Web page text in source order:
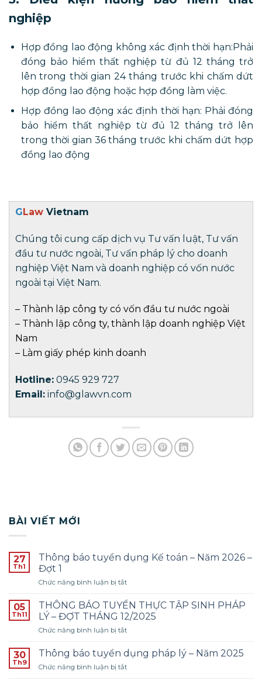
nghiệp
Hợp đồng lao động không xác định thời hạn:Phải
đóng bảo hiểm thất nghiệp từ đủ 12 tháng trở
lên trong thời gian 24 tháng trước khi chấm dứt
hợp đồng lao động hoặc hợp đồng làm việc.
Hợp đồng lao động xác định thời hạn: Phải đóng
bảo hiểm thất nghiệp từ đủ 12 tháng trở lên
trong thời gian 36 tháng trước khi chấm dứt hợp
đồng lao động
GLaw Vietnam
Chúng tôi cung cấp dịch vụ Tư vấn luật, Tư vấn
đầu tư nước ngoài, Tư vấn pháp lý cho doanh
nghiệp Việt Nam và doanh nghiệp có vốn nước
ngoài tại Việt Nam.
– Thành lập công ty có vốn đầu tư nước ngoài
– Thành lập công ty, thành lập doanh nghiệp Việt
Nam
– Làm giấy phép kinh doanh
Hotline: 0945 929 727
Email: info@glawvn.com
BÀI VIẾT MỚI
27
Th1
Thông báo tuyển dụng Kế toán – Năm 2026 –
Đợt 1
Chức năng bình luận bị tắtở
báo
tuyển
dụng
Kế
–
Năm
2026
05
Th11
THÔNG BÁO TUYỂN THỰC TẬP SINH PHÁP
LÝ – ĐỢT THÁNG 12/2025
Chức năng bình luận bị tắtở
BÁO
TUYỂN
THỰC
30
Th9
Thông báo tuyển dụng pháp lý – Năm 2025
Chức năng bình luận bị tắtở